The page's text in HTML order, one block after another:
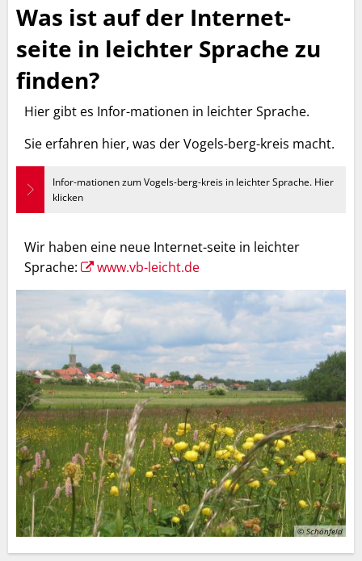
Was ist auf der Internet-
seite in leichter Sprache zu
finden?
Hier gibt es Infor-mationen in leichter Sprache.
Sie erfahren hier, was der Vogels-berg-kreis macht.
Infor-mationen zum Vogels-berg-kreis in leichter Sprache. Hier
klicken
Wir haben eine neue Internet-seite in leichter
Sprache:
www.vb-leicht.de
© Schönfeld